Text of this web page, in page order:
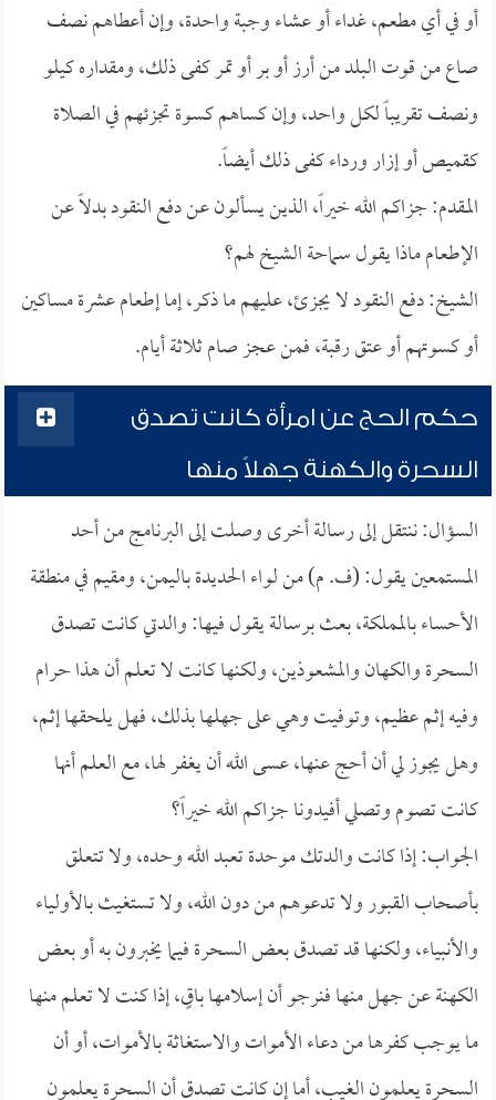
أو في أي مطعم، غداء أو عشاء وجبة واحدة، وإن أعطاهم نصف
صاع من قوت البلد من أرز أو بر أو تمر كفى ذلك، ومقداره كيلو
ونصف تقريباً لكل واحد، وإن كساهم كسوة تجزئهم في الصلاة
كقميص أو إزار ورداء كفى ذلك أيضاً.
المقدم: جزاكم الله خيراً، الذين يسألون عن دفع النقود بدلاً عن
الإطعام ماذا يقول سماحة الشيخ لهم؟
الشيخ: دفع النقود لا يجزئ، عليهم ما ذكر، إما إطعام عشرة مساكين
أو كسوتهم أو عتق رقبة، فمن عجز صام ثلاثة أيام.
حكم الحج عن امرأة كانت تصدق
السحرة والكهنة جهلاً منها
السؤال: ننتقل إلى رسالة أخرى وصلت إلى البرنامج من أحد
المستمعين يقول: (ف. م) من لواء الحديدة باليمن، ومقيم في منطقة
الأحساء بالمملكة، بعث برسالة يقول فيها: والدتي كانت تصدق
السحرة والكهان والمشعوذين، ولكنها كانت لا تعلم أن هذا حرام
وفيه إثم عظيم، وتوفيت وهي على جهلها بذلك، فهل يلحقها إثم،
وهل يجوز لي أن أحج عنها، عسى الله أن يغفر لها، مع العلم أنها
كانت تصوم وتصلي أفيدونا جزاكم الله خيراً؟
الجواب: إذا كانت والدتك موحدة تعبد الله وحده، ولا تتعلق
بأصحاب القبور ولا تدعوهم من دون الله، ولا تستغيث بالأولياء
والأنبياء، ولكنها قد تصدق بعض السحرة فيما يخبرون به أو بعض
الكهنة عن جهل منها فنرجو أن إسلامها باقٍ، إذا كنت لا تعلم منها
ما يوجب كفرها من دعاء الأموات والاستغاثة بالأموات، أو أن
السحرة يعلمون الغيب، أما إن كانت تصدق أن السحرة يعلمون